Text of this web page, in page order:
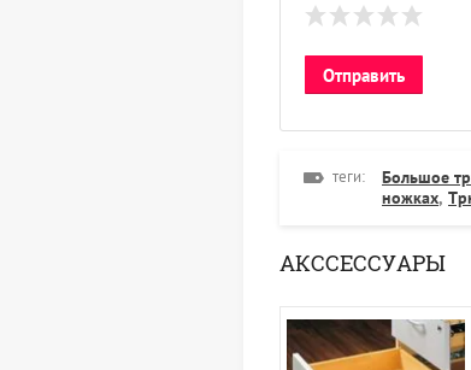
теги: Большое
ножках,
АКССЕССУАРЫ